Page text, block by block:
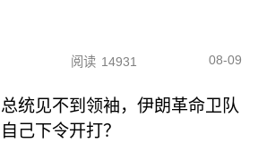
阅读 14931 08-09
总统见不到领袖，伊朗革命卫队
自己下令开打？